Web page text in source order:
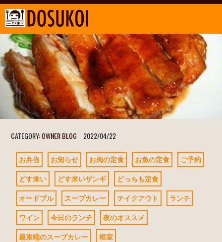
CATEGORY:OWNER BLOG 2022/04/22
お弁当 お知らせ お肉の定食 お魚の定食
ご予約
どす来い
どす来いザンギ
どっちも定食
オードブル
スープカレー テイクアウト
ランチ
ワイン
今日のランチ
夜のオススメ
最東端のスープカレー
根室